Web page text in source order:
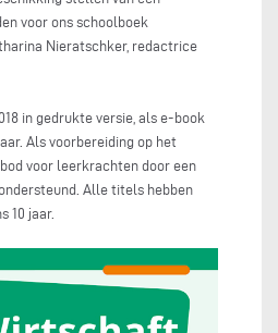
voor ons schoolboek
Nieratschker, redactrice
in gedrukte versie, als e-book
Als voorbereiding op het
voor leerkrachten door een
Alle titels hebben
10 jaar.